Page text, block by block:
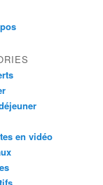
en vidéo